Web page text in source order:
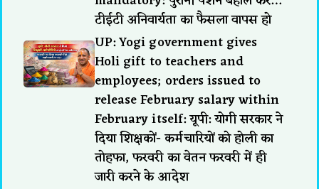
टीईटी अनिवार्यता का फैसला वापस हो
UP: Yogi government gives
Holi gift to teachers and
employees; orders issued to
release February salary within
February itself: यूपी: योगी सरकार ने
दिया शिक्षकों- कर्मचारियों को होली का
तोहफा, फरवरी का वेतन फरवरी में ही
जारी करने के आदेश